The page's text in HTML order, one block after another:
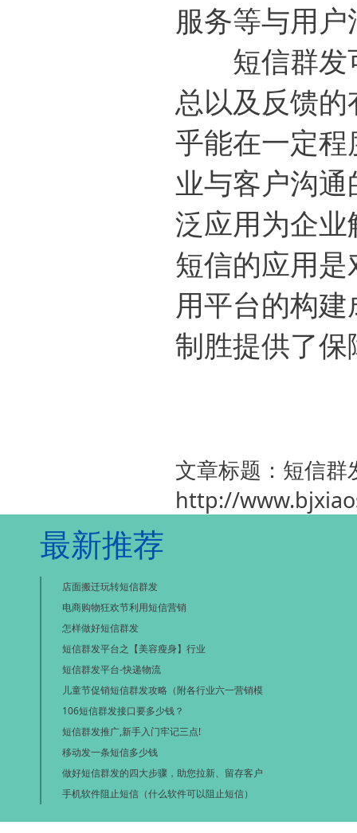
服务等与用
短信群发
总以及反馈
乎能在一定
业与客户沟
泛应用为企
短信的应用
用平台的构
制胜提供了保
文章标题：短信群
http://
最新推荐
店面搬迁玩转短信群发
电商购物狂欢节利用短信营销
怎样做好短信群发
短信群发平台之【美容瘦身】行业
短信群发平台-快递物流
儿童节促销短信群发攻略（附各行业六一营销模
106短信群发接口要多少钱？
短信群发推广,新手入门牢记三点!
移动发一条短信多少钱
做好短信群发的四大步骤，助您拉新、留存客户
手机软件阻止短信（什么软件可以阻止短信）